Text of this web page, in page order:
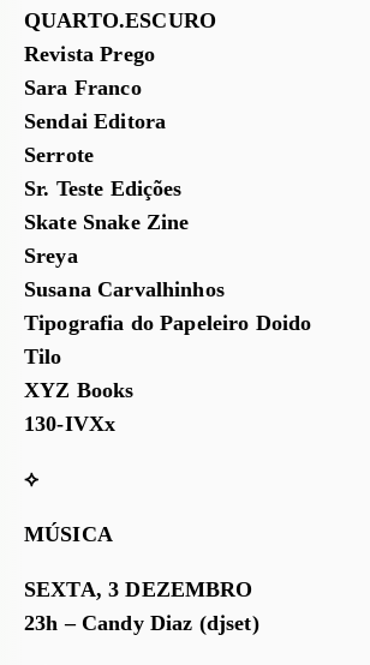
QUARTO.ESCURO
Revista Prego
Sara Franco
Sendai Editora
Serrote
Sr. Teste Edições
Skate Snake Zine
Sreya
Susana Carvalhinhos
Tipografia do Papeleiro Doido
Tilo
XYZ Books
130-IVXx
⟡
MÚSICA
SEXTA, 3 DEZEMBRO
23h – Candy Diaz (djset)